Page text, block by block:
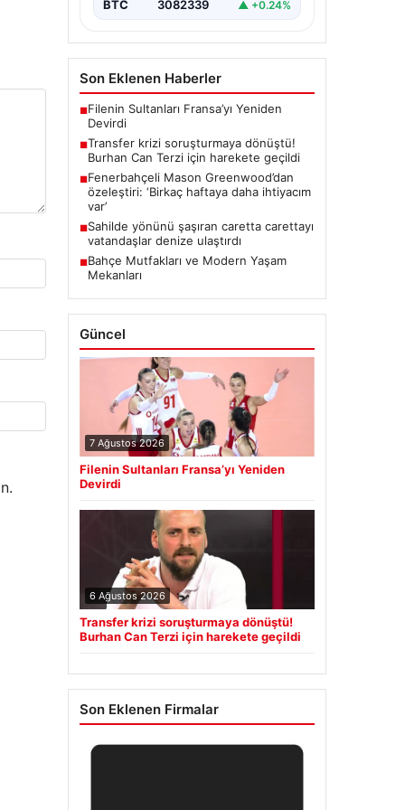
BTC 3082339 ▲ +0.24%
Son Eklenen Haberler
■Filenin Sultanları Fransa’yı Yeniden
Devirdi
■Transfer krizi soruşturmaya dönüştü!
Burhan Can Terzi için harekete geçildi
■Fenerbahçeli Mason Greenwood’dan
özeleştiri: ‘Birkaç haftaya daha ihtiyacım
var’
■Sahilde yönünü şaşıran caretta carettayı
vatandaşlar denize ulaştırdı
■Bahçe Mutfakları ve Modern Yaşam
Mekanları
Güncel
7 Ağustos 2026
Filenin Sultanları Fransa’yı Yeniden
Devirdi
6 Ağustos 2026
Transfer krizi soruşturmaya dönüştü!
Burhan Can Terzi için harekete geçildi
Son Eklenen Firmalar